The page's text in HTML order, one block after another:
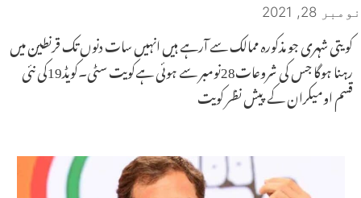
نومبر 28, 2021
کویتی شہری جو مذکورہ ممالک سے آرہے ہیں انہیں سات دنوں تک قرنطین میں
رہنا ہوگا جس کی شروعات28نومبر سے ہوئی ہےکویت سٹی۔کویڈ19کی نئی
قسم اومیکران کے پیش نظر کویت